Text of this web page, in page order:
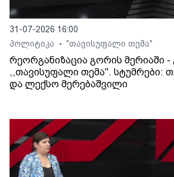
31-07-2026 16:00
პოლიტიკა
• "თავისუფალი თემა"
რეორგანიზაცია გორის მერიაში -
,,თავისუფალი თემა". სტუმრები:
და ლექსო მერებაშვილი